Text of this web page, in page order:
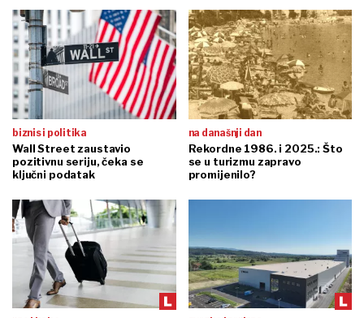
biznis i politika
Wall Street zaustavio
pozitivnu seriju, čeka se
ključni podatak
na današnji dan
Rekordne 1986. i 2025.: Što
se u turizmu zapravo
promijenilo?